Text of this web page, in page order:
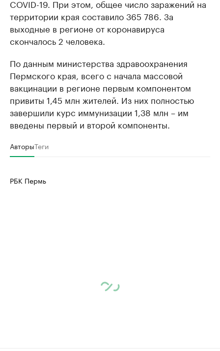
COVID-19. При этом, общее число заражений на
территории края составило 365 786. За
выходные в регионе от коронавируса
скончалось 2 человека.
По данным министерства здравоохранения
Пермского края, всего с начала массовой
вакцинации в регионе первым компонентом
привиты 1,45 млн жителей. Из них полностью
завершили курс иммунизации 1,38 млн – им
введены первый и второй компоненты.
АвторыТеги
РБК Пермь